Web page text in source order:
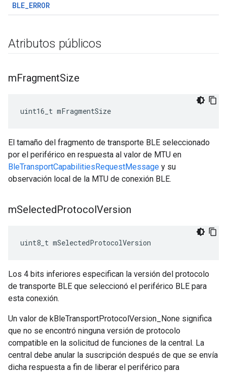
BLE_ERROR
Atributos públicos
mFragmentSize
uint16_t mFragmentSize
El tamaño del fragmento de transporte BLE seleccionado
por el periférico en respuesta al valor de MTU en
BleTransportCapabilitiesRequestMessage y su
observación local de la MTU de conexión BLE.
mSelectedProtocolVersion
uint8_t mSelectedProtocolVersion
Los 4 bits inferiores especifican la versión del protocolo
de transporte BLE que seleccionó el periférico BLE para
esta conexión.
Un valor de kBleTransportProtocolVersion_None significa
que no se encontró ninguna versión de protocolo
compatible en la solicitud de funciones de la central. La
central debe anular la suscripción después de que se envía
dicha respuesta a fin de liberar el periférico para